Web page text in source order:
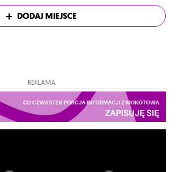
DODAJ MIEJSCE
REKLAMA